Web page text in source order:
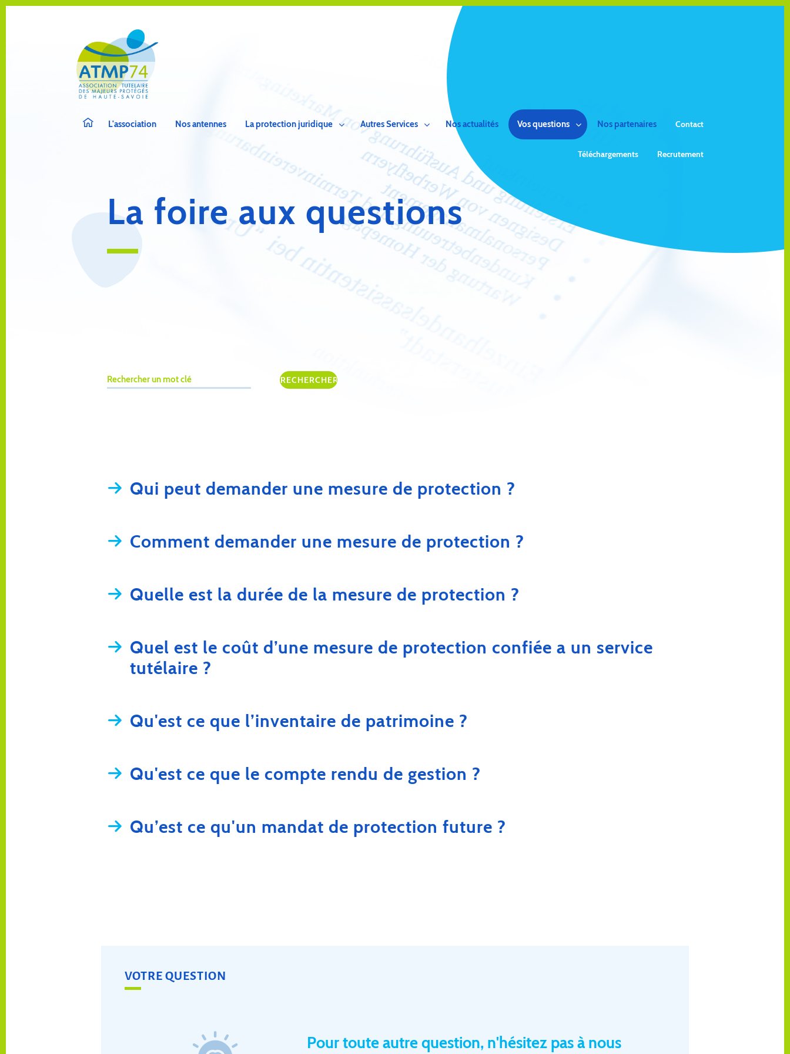
L'association Nos antennes La protection juridique Autres Services Nos actualités Vos questions Nos partenaires Contact
Recrutement
Téléchargements
La foire aux questions
Rechercher un mot clé
Qui peut demander une mesure de protection ?
Comment demander une mesure de protection ?
Quelle est la durée de la mesure de protection ?
Quel est le coût d’une mesure de protection confiée a un service
tutélaire ?
Qu'est ce que l’inventaire de patrimoine ?
Qu'est ce que le compte rendu de gestion ?
Qu’est ce qu'un mandat de protection future ?
VOTRE QUESTION
Pour toute autre question, n'hésitez pas à nous